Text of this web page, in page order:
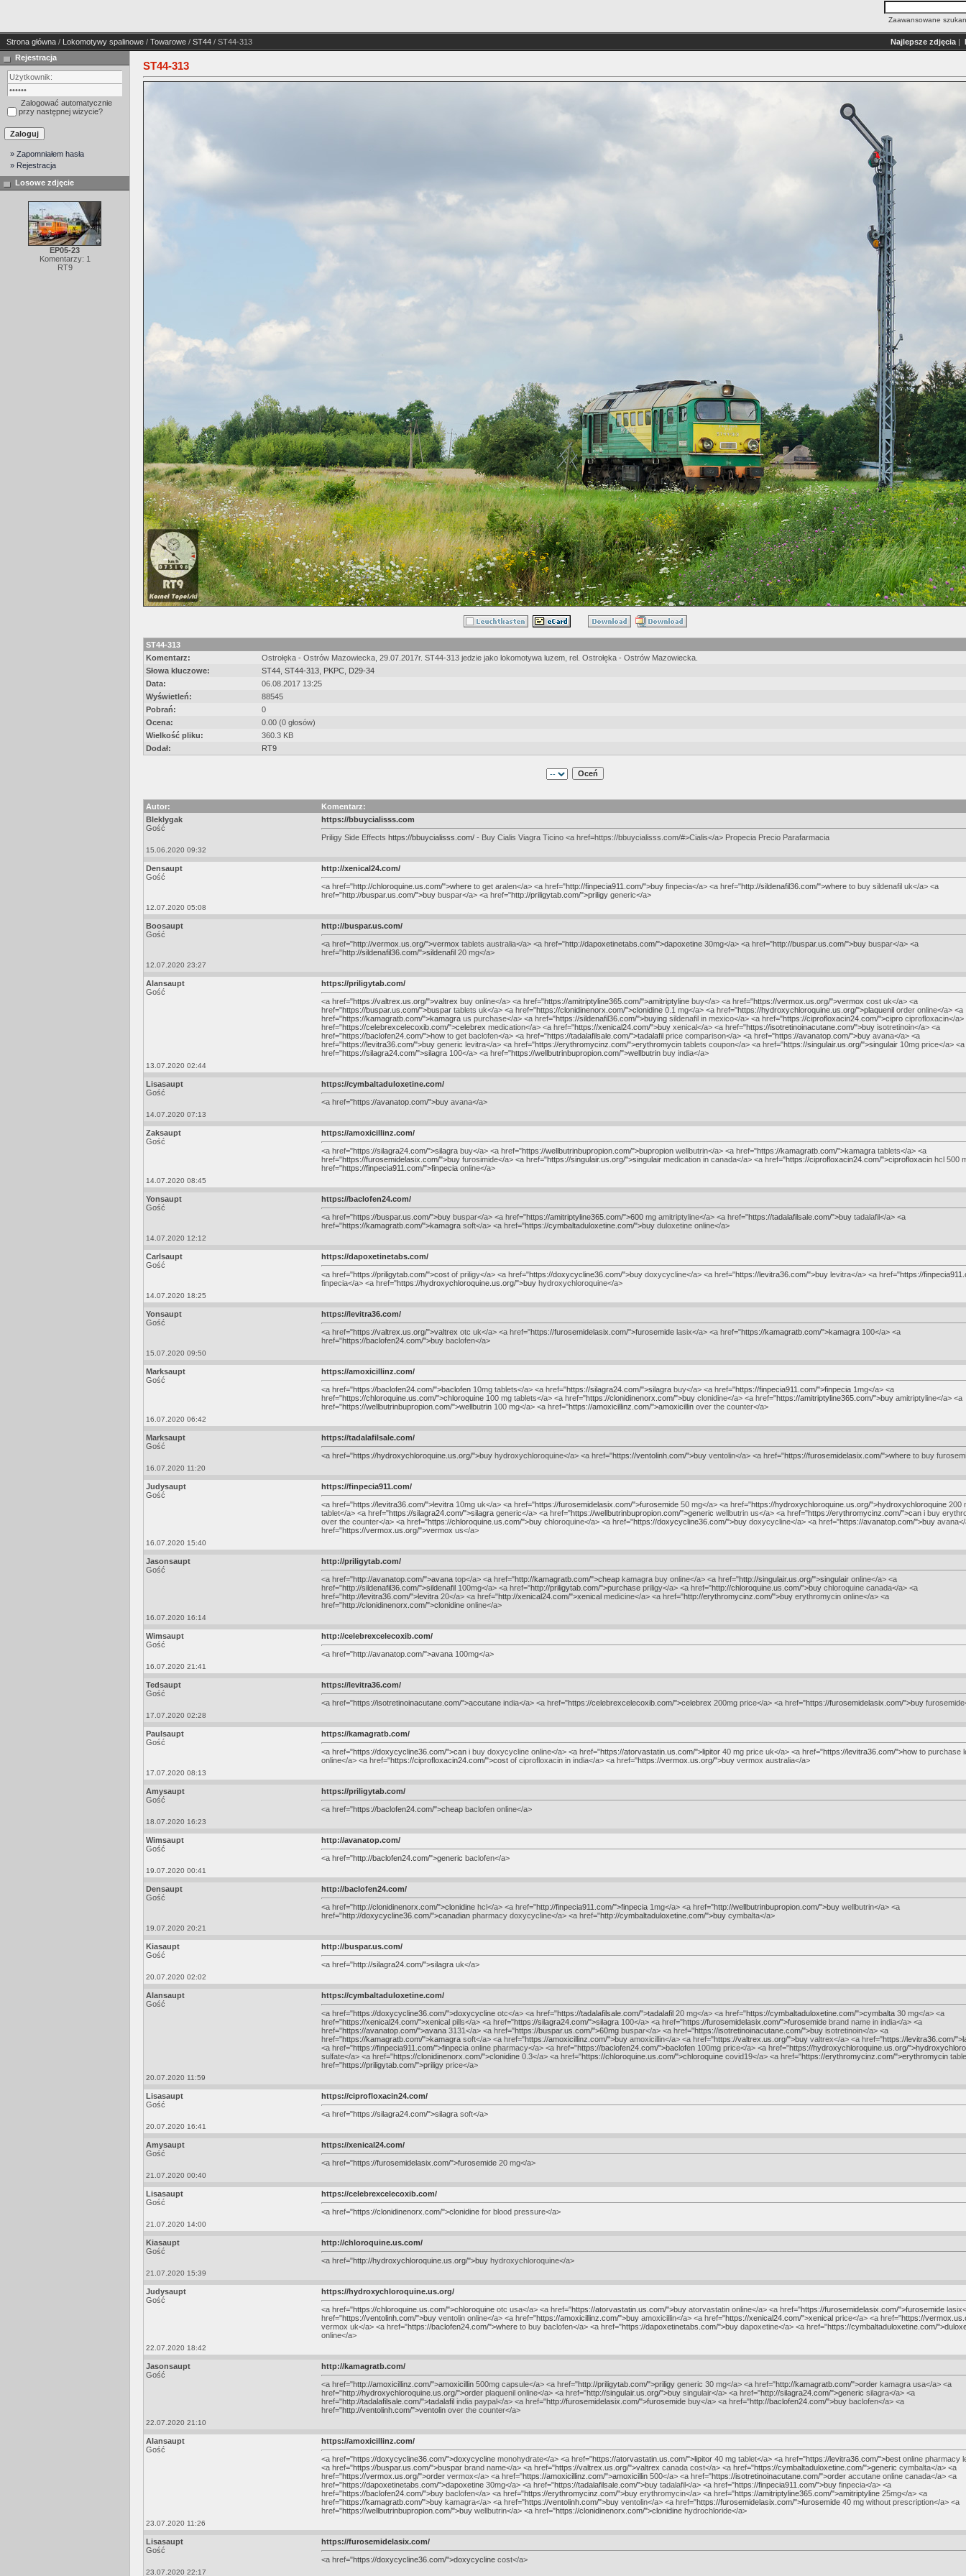
Zaawansowane
Strona główna / Lokomotywy spalinowe / Towarowe / ST44 / ST44-313 Najlepsze zdjęcia |
Rejestracja
Zalogować automatycznie
przy następnej wizycie?
» Zapomniałem hasła
» Rejestracja
Losowe zdjęcie
EP05-23
Komentarzy: 1
RT9
ST44-313
ST44-313
Komentarz:
Ostrołęka - Ostrów Mazowiecka, 29.07.2017r. ST44-313 jedzie jako lokomotywa luzem, rel. Ostrołęka - Ostrów Mazowiecka.
Słowa kluczowe:
ST44 ST44-313 PKPC D29-34
Data:
06.08.2017 13:25
Wyświetleń:
88545
Pobrań:
0
Ocena:
0.00 (0 głosów)
Wielkość pliku:
360.3 KB
Dodał:
RT9
Autor:
Komentarz:
Bleklygak
Gość
https://bbuycialisss.com
Priligy Side Effects https://bbuycialisss.com/ - Buy Cialis Viagra Ticino <a href=https://bbuycialisss.com/#>Cialis</a> Propecia Precio Parafarmacia
15.06.2020 09:32
Densaupt
Gość
http://xenical24.com/
<a href="http://chloroquine.us.com/">where to get aralen</a> <a href="http://finpecia911.com/">buy finpecia</a> <a href="http://sildenafil36.com/">where to buy sildenafil uk</a> <a
href="http://buspar.us.com/">buy buspar</a> <a href="http://priligytab.com/">priligy generic</a>
12.07.2020 05:08
Boosaupt
Gość
http://buspar.us.com/
<a href="http://vermox.us.org/">vermox tablets australia</a> <a href="http://dapoxetinetabs.com/">dapoxetine 30mg</a> <a href="http://buspar.us.com/">buy buspar</a> <a
href="http://sildenafil36.com/">sildenafil 20 mg</a>
12.07.2020 23:27
Alansaupt
Gość
https://priligytab.com/
<a href="https://valtrex.us.org/">valtrex buy online</a> <a href="https://amitriptyline365.com/">amitriptyline buy</a> <a href="https://vermox.us.org/">vermox cost uk</a> <a
href="https://buspar.us.com/">buspar tablets uk</a> <a href="https://clonidinenorx.com/">clonidine 0.1 mg</a> <a href="https://hydroxychloroquine.us.org/">plaquenil order online</a> <a
href="https://kamagratb.com/">kamagra us purchase</a> <a href="https://sildenafil36.com/">buying sildenafil in mexico</a> <a href="https://ciprofloxacin24.com/">cipro ciprofloxacin</a>
href="https://celebrexcelecoxib.com/">celebrex medication</a> <a href="https://xenical24.com/">buy xenical</a> <a href="https://isotretinoinacutane.com/">buy isotretinoin</a> <a
href="https://baclofen24.com/">how to get baclofen</a> <a href="https://tadalafilsale.com/">tadalafil price comparison</a> <a href="https://avanatop.com/">buy avana</a> <a
href="https://levitra36.com/">buy generic levitra</a> <a href="https://erythromycinz.com/">erythromycin tablets coupon</a> <a href="https://singulair.us.org/">singulair 10mg price</a> <a
href="https://silagra24.com/">silagra 100</a> <a href="https://wellbutrinbupropion.com/">wellbutrin buy india</a>
13.07.2020 02:44
Lisasaupt
Gość
https://cymbaltaduloxetine.com/
<a href="https://avanatop.com/">buy avana</a>
14.07.2020 07:13
Zaksaupt
Gość
https://amoxicillinz.com/
<a href="https://silagra24.com/">silagra buy</a> <a href="https://wellbutrinbupropion.com/">bupropion wellbutrin</a> <a href="https://kamagratb.com/">kamagra tablets</a> <a
href="https://furosemidelasix.com/">buy furosimide</a> <a href="https://singulair.us.org/">singulair medication in canada</a> <a href="https://ciprofloxacin24.com/">ciprofloxacin hcl 500
href="https://finpecia911.com/">finpecia online</a>
14.07.2020 08:45
Yonsaupt
Gość
https://baclofen24.com/
<a href="https://buspar.us.com/">buy buspar</a> <a href="https://amitriptyline365.com/">600 mg amitriptyline</a> <a href="https://tadalafilsale.com/">buy tadalafil</a> <a
href="https://kamagratb.com/">kamagra soft</a> <a href="https://cymbaltaduloxetine.com/">buy duloxetine online</a>
14.07.2020 12:12
Carlsaupt
Gość
https://dapoxetinetabs.com/
<a href="https://priligytab.com/">cost of priligy</a> <a href="https://doxycycline36.com/">buy doxycycline</a> <a href="https://levitra36.com/">buy levitra</a> <a href="https://
finpecia</a> <a href="https://hydroxychloroquine.us.org/">buy hydroxychloroquine</a>
14.07.2020 18:25
Yonsaupt
Gość
https://levitra36.com/
<a href="https://valtrex.us.org/">valtrex otc uk</a> <a href="https://furosemidelasix.com/">furosemide lasix</a> <a href="https://kamagratb.com/">kamagra 100</a> <a
href="https://baclofen24.com/">buy baclofen</a>
15.07.2020 09:50
Marksaupt
Gość
https://amoxicillinz.com/
<a href="https://baclofen24.com/">baclofen 10mg tablets</a> <a href="https://silagra24.com/">silagra buy</a> <a href="https://finpecia911.com/">finpecia 1mg</a> <a
href="https://chloroquine.us.com/">chloroquine 100 mg tablets</a> <a href="https://clonidinenorx.com/">buy clonidine</a> <a href="https://amitriptyline365.com/">buy amitriptyline</a> <a
href="https://wellbutrinbupropion.com/">wellbutrin 100 mg</a> <a href="https://amoxicillinz.com/">amoxicillin over the counter</a>
16.07.2020 06:42
Marksaupt
Gość
https://tadalafilsale.com/
<a href="https://hydroxychloroquine.us.org/">buy hydroxychloroquine</a> <a href="https://ventolinh.com/">buy ventolin</a> <a href="https://furosemidelasix.com/">where to buy
16.07.2020 11:20
Judysaupt
Gość
https://finpecia911.com/
<a href="https://levitra36.com/">levitra 10mg uk</a> <a href="https://furosemidelasix.com/">furosemide 50 mg</a> <a href="https://hydroxychloroquine.us.org/">hydroxychloroquine 200
tablet</a> <a href="https://silagra24.com/">silagra generic</a> <a href="https://wellbutrinbupropion.com/">generic wellbutrin us</a> <a href="https://erythromycinz.com/">can i buy
over the counter</a> <a href="https://chloroquine.us.com/">buy chloroquine</a> <a href="https://doxycycline36.com/">buy doxycycline</a> <a href="https://avanatop.com/">buy
href="https://vermox.us.org/">vermox us</a>
16.07.2020 15:40
Jasonsaupt
Gość
http://priligytab.com/
<a href="http://avanatop.com/">avana top</a> <a href="http://kamagratb.com/">cheap kamagra buy online</a> <a href="http://singulair.us.org/">singulair online</a> <a
href="http://sildenafil36.com/">sildenafil 100mg</a> <a href="http://priligytab.com/">purchase priligy</a> <a href="http://chloroquine.us.com/">buy chloroquine canada</a> <a
href="http://levitra36.com/">levitra 20</a> <a href="http://xenical24.com/">xenical medicine</a> <a href="http://erythromycinz.com/">buy erythromycin online</a> <a
href="http://clonidinenorx.com/">clonidine online</a>
16.07.2020 16:14
Wimsaupt
Gość
http://celebrexcelecoxib.com/
<a href="http://avanatop.com/">avana 100mg</a>
16.07.2020 21:41
Tedsaupt
Gość
https://levitra36.com/
<a href="https://isotretinoinacutane.com/">accutane india</a> <a href="https://celebrexcelecoxib.com/">celebrex 200mg price</a> <a href="https://furosemidelasix.com/">buy
17.07.2020 02:28
Paulsaupt
Gość
https://kamagratb.com/
<a href="https://doxycycline36.com/">can i buy doxycycline online</a> <a href="https://atorvastatin.us.com/">lipitor 40 mg price uk</a> <a href="https://levitra36.com/">how to purchase
online</a> <a href="https://ciprofloxacin24.com/">cost of ciprofloxacin in india</a> <a href="https://vermox.us.org/">buy vermox australia</a>
17.07.2020 08:13
Amysaupt
Gość
https://priligytab.com/
<a href="https://baclofen24.com/">cheap baclofen online</a>
18.07.2020 16:23
Wimsaupt
Gość
http://avanatop.com/
<a href="http://baclofen24.com/">generic baclofen</a>
19.07.2020 00:41
Densaupt
Gość
http://baclofen24.com/
<a href="http://clonidinenorx.com/">clonidine hcl</a> <a href="http://finpecia911.com/">finpecia 1mg</a> <a href="http://wellbutrinbupropion.com/">buy wellbutrin</a> <a
href="http://doxycycline36.com/">canadian pharmacy doxycycline</a> <a href="http://cymbaltaduloxetine.com/">buy cymbalta</a>
19.07.2020 20:21
Kiasaupt
Gość
http://buspar.us.com/
<a href="http://silagra24.com/">silagra uk</a>
20.07.2020 02:02
Alansaupt
Gość
https://cymbaltaduloxetine.com/
<a href="https://doxycycline36.com/">doxycycline otc</a> <a href="https://tadalafilsale.com/">tadalafil 20 mg</a> <a href="https://cymbaltaduloxetine.com/">cymbalta 30 mg</a> <a
href="https://xenical24.com/">xenical pills</a> <a href="https://silagra24.com/">silagra 100</a> <a href="https://furosemidelasix.com/">furosemide brand name in india</a> <a
href="https://avanatop.com/">avana 3131</a> <a href="https://buspar.us.com/">60mg buspar</a> <a href="https://isotretinoinacutane.com/">buy isotretinoin</a> <a
href="https://kamagratb.com/">kamagra soft</a> <a href="https://amoxicillinz.com/">buy amoxicillin</a> <a href="https://valtrex.us.org/">buy valtrex</a> <a href="https://levitra36.com/
<a href="https://finpecia911.com/">finpecia online pharmacy</a> <a href="https://baclofen24.com/">baclofen 100mg price</a> <a href="https://hydroxychloroquine.us.org/
sulfate</a> <a href="https://clonidinenorx.com/">clonidine 0.3</a> <a href="https://chloroquine.us.com/">chloroquine covid19</a> <a href="https://erythromycinz.com/">erythromycin
href="https://priligytab.com/">priligy price</a>
20.07.2020 11:59
Lisasaupt
Gość
https://ciprofloxacin24.com/
<a href="https://silagra24.com/">silagra soft</a>
20.07.2020 16:41
Amysaupt
Gość
https://xenical24.com/
<a href="https://furosemidelasix.com/">furosemide 20 mg</a>
21.07.2020 00:40
Lisasaupt
Gość
https://celebrexcelecoxib.com/
<a href="https://clonidinenorx.com/">clonidine for blood pressure</a>
21.07.2020 14:00
Kiasaupt
Gość
http://chloroquine.us.com/
<a href="http://hydroxychloroquine.us.org/">buy hydroxychloroquine</a>
21.07.2020 15:39
Judysaupt
Gość
https://hydroxychloroquine.us.org/
<a href="https://chloroquine.us.com/">chloroquine otc usa</a> <a href="https://atorvastatin.us.com/">buy atorvastatin online</a> <a href="https://furosemidelasix.com/">furosemide
href="https://ventolinh.com/">buy ventolin online</a> <a href="https://amoxicillinz.com/">buy amoxicillin</a> <a href="https://xenical24.com/">xenical price</a> <a href="https://
vermox uk</a> <a href="https://baclofen24.com/">where to buy baclofen</a> <a href="https://dapoxetinetabs.com/">buy dapoxetine</a> <a href="https://cymbaltaduloxetine.com/
online</a>
22.07.2020 18:42
Jasonsaupt
Gość
http://kamagratb.com/
<a href="http://amoxicillinz.com/">amoxicillin 500mg capsule</a> <a href="http://priligytab.com/">priligy generic 30 mg</a> <a href="http://kamagratb.com/">order kamagra usa</a> <a
href="http://hydroxychloroquine.us.org/">order plaquenil online</a> <a href="http://singulair.us.org/">buy singulair</a> <a href="http://silagra24.com/">generic silagra</a> <a
href="http://tadalafilsale.com/">tadalafil india paypal</a> <a href="http://furosemidelasix.com/">furosemide buy</a> <a href="http://baclofen24.com/">buy baclofen</a> <a
href="http://ventolinh.com/">ventolin over the counter</a>
22.07.2020 21:10
Alansaupt
Gość
https://amoxicillinz.com/
<a href="https://doxycycline36.com/">doxycycline monohydrate</a> <a href="https://atorvastatin.us.com/">lipitor 40 mg tablet</a> <a href="https://levitra36.com/">best online pharmacy
<a href="https://buspar.us.com/">buspar brand name</a> <a href="https://valtrex.us.org/">valtrex canada cost</a> <a href="https://cymbaltaduloxetine.com/">generic cymbalta</a> <a
href="https://vermox.us.org/">order vermox</a> <a href="https://amoxicillinz.com/">amoxicillin 500</a> <a href="https://isotretinoinacutane.com/">order accutane online canada</a> <a
href="https://dapoxetinetabs.com/">dapoxetine 30mg</a> <a href="https://tadalafilsale.com/">buy tadalafil</a> <a href="https://finpecia911.com/">buy finpecia</a> <a
href="https://baclofen24.com/">buy baclofen</a> <a href="https://erythromycinz.com/">buy erythromycin</a> <a href="https://amitriptyline365.com/">amitriptyline 25mg</a> <a
href="https://kamagratb.com/">buy kamagra</a> <a href="https://ventolinh.com/">buy ventolin</a> <a href="https://furosemidelasix.com/">furosemide 40 mg without prescription</a> <a
href="https://wellbutrinbupropion.com/">buy wellbutrin</a> <a href="https://clonidinenorx.com/">clonidine hydrochloride</a>
23.07.2020 11:26
Lisasaupt
Gość
https://furosemidelasix.com/
<a href="https://doxycycline36.com/">doxycycline cost</a>
23.07.2020 22:17